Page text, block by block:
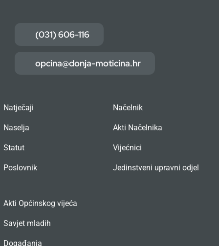
(031) 606-116
opcina@donja-moticina.hr
Natječaji
Naselja
Statut
Poslovnik
Načelnik
Akti Načelnika
Vijećnici
Jedinstveni upravni odjel
Akti Općinskog vijeća
Savjet mladih
Događanja